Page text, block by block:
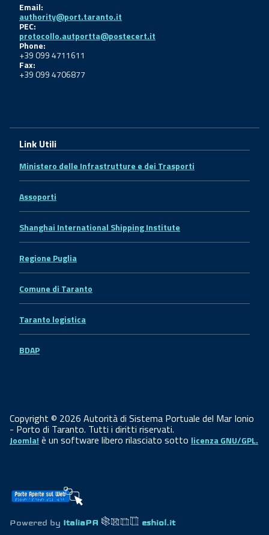
Email:
authority@port.taranto.it
PEC:
protocollo.autportta@postecert.it
Phone:
+39 099 4711611
Fax:
+39 099 4706877
Link Utili
Ministero delle Infrastrutture e dei Trasporti
Assoporti
Shanghai International Shipping Institute
Regione Puglia
Comune di Taranto
Taranto logistica
BDAP
Copyright © 2026 Autorità di Sistema Portuale del Mar Ionio
- Porto di Taranto. Tutti i diritti riservati.
Joomla! è un software libero rilasciato sotto licenza GNU/GPL.
Powered by ItaliaPA eshiol.it